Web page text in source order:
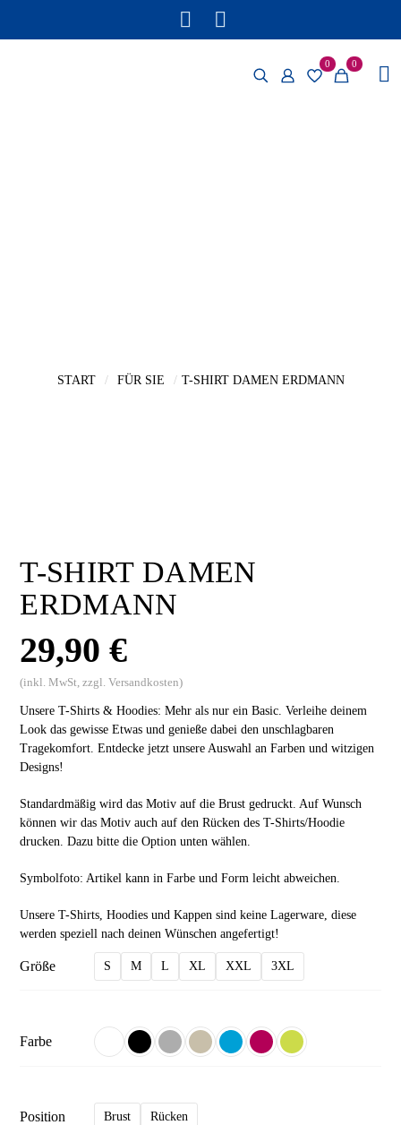
0 0
START / FÜR SIE / T-SHIRT DAMEN ERDMANN
T-SHIRT DAMEN
ERDMANN
29,90€
(inkl. MwSt, zzgl. Versandkosten)
Unsere T-Shirts & Hoodies: Mehr als nur ein Basic. Verleihe deinem
Look das gewisse Etwas und genieße dabei den unschlagbaren
Tragekomfort. Entdecke jetzt unsere Auswahl an Farben und witzigen
Designs!
Standardmäßig wird das Motiv auf die Brust gedruckt. Auf Wunsch
können wir das Motiv auch auf den Rücken des T-Shirts/Hoodie
drucken. Dazu bitte die Option unten wählen.
Symbolfoto: Artikel kann in Farbe und Form leicht abweichen.
Unsere T-Shirts, Hoodies und Kappen sind keine Lagerware, diese
werden speziell nach deinen Wünschen angefertigt!
Größe S M L XL XXL 3XL
Farbe
Position Brust Rücken